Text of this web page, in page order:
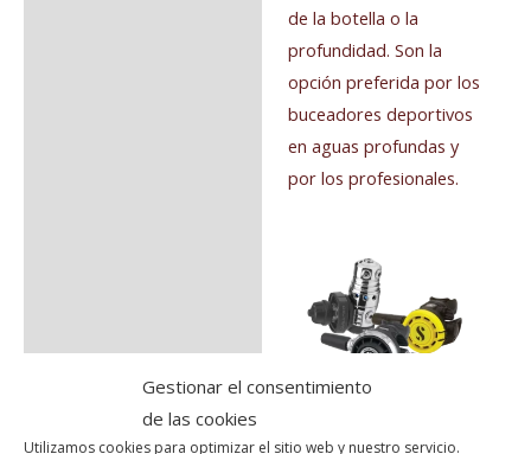
Gestionar el consentimiento
de las cookies
Utilizamos cookies para optimizar el sitio web y nuestro servicio.
de la botella o la
profundidad. Son la
opción preferida por los
buceadores deportivos
en aguas profundas y
por los profesionales.